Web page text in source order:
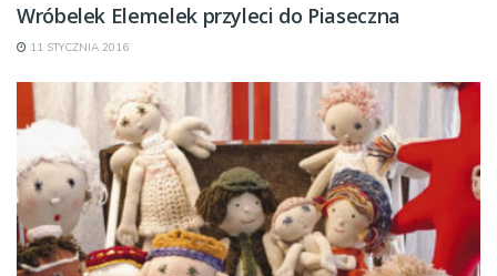
Wróbelek Elemelek przyleci do Piaseczna
11 STYCZNIA 2016